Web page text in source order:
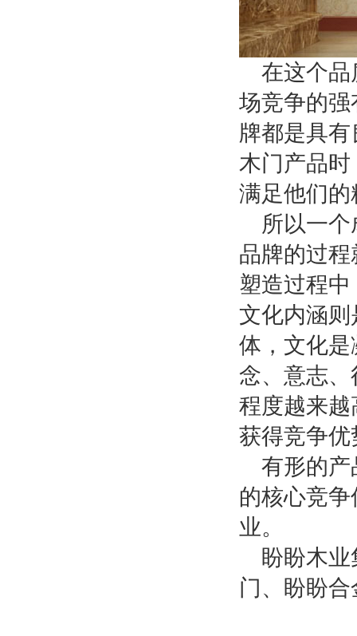
在这个品
场竞争的
牌都是具
木门产品
满足他们
所以一
品牌的过
塑造过程
文化内涵
体，文化
念、意志
程度越来
获得竞争
有形的产
的核心竞
业。
盼盼木
门、盼盼